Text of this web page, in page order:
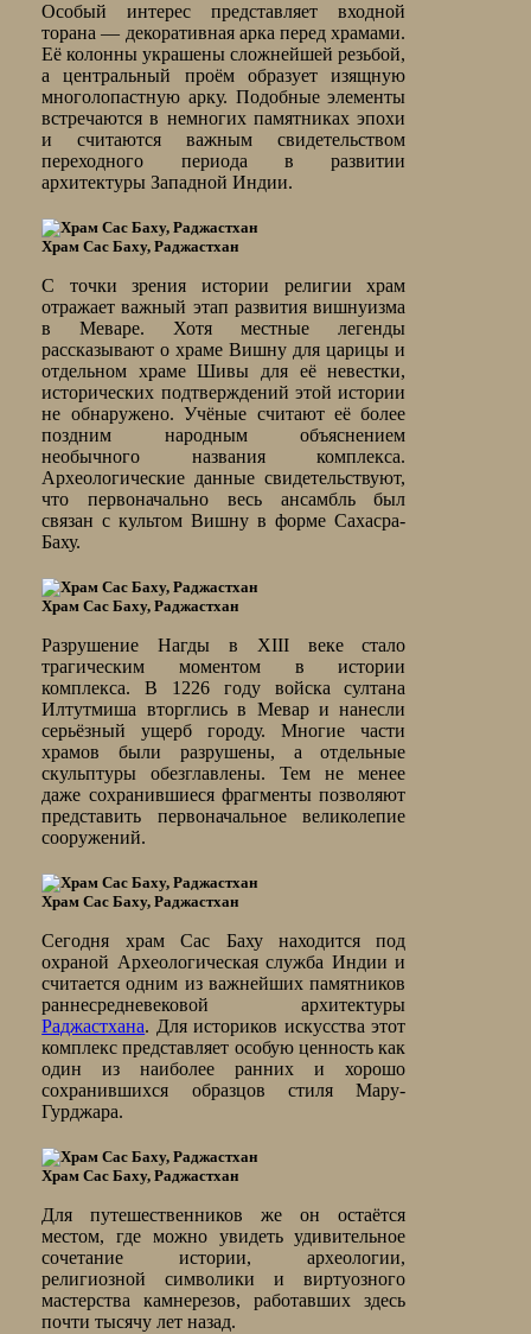
Особый интерес представляет входной
торана — декоративная арка перед храмами.
Её колонны украшены сложнейшей резьбой,
а центральный проём образует изящную
многолопастную арку. Подобные элементы
встречаются в немногих памятниках эпохи
и считаются важным свидетельством
переходного периода в развитии
архитектуры Западной Индии.
Храм Сас Баху, Раджастхан
С точки зрения истории религии храм
отражает важный этап развития вишнуизма
в Меваре. Хотя местные легенды
рассказывают о храме Вишну для царицы и
отдельном храме Шивы для её невестки,
исторических подтверждений этой истории
не обнаружено. Учёные считают её более
поздним народным объяснением
необычного названия комплекса.
Археологические данные свидетельствуют,
что первоначально весь ансамбль был
связан с культом Вишну в форме Сахасра-
Баху.
Храм Сас Баху, Раджастхан
Разрушение Нагды в XIII веке стало
трагическим моментом в истории
комплекса. В 1226 году войска султана
Илтутмиша вторглись в Мевар и нанесли
серьёзный ущерб городу. Многие части
храмов были разрушены, а отдельные
скульптуры обезглавлены. Тем не менее
даже сохранившиеся фрагменты позволяют
представить первоначальное великолепие
сооружений.
Храм Сас Баху, Раджастхан
Сегодня храм Сас Баху находится под
охраной Археологическая служба Индии и
считается одним из важнейших памятников
раннесредневековой архитектуры
Раджастхана. Для историков искусства этот
комплекс представляет особую ценность как
один из наиболее ранних и хорошо
сохранившихся образцов стиля Мару-
Гурджара.
Храм Сас Баху, Раджастхан
Для путешественников же он остаётся
местом, где можно увидеть удивительное
сочетание истории, археологии,
религиозной символики и виртуозного
мастерства камнерезов, работавших здесь
почти тысячу лет назад.